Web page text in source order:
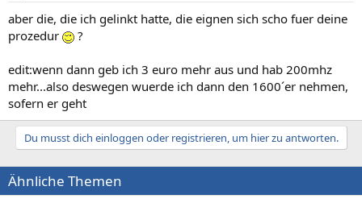
aber die, die ich gelinkt hatte, die eignen sich scho fuer deine
prozedur
?
edit:wenn dann geb ich 3 euro mehr aus und hab 200mhz
mehr...also deswegen wuerde ich dann den 1600´er nehmen,
sofern er geht
Du musst dich einloggen oder registrieren, um hier zu antworten.
Ähnliche Themen